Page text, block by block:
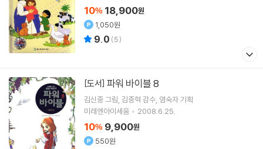
10% 18,900원
1,050원
9.0 (5)
[도서] 파워 바이블 8
김신중그림 김종혁 감수 염숙자기획
미래엔아이세움
2008.6.25.
10% 9,900원
550원